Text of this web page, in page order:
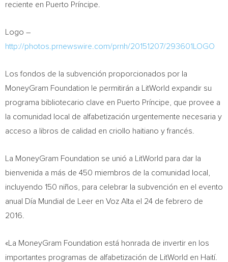
reciente en Puerto Príncipe.
Logo –
http://photos.prnewswire.com/prnh/20151207/293601LOGO
Los fondos de la subvención proporcionados por la
MoneyGram Foundation le permitirán a LitWorld expandir su
programa bibliotecario clave en Puerto Príncipe, que provee a
la comunidad local de alfabetización urgentemente necesaria y
acceso a libros de calidad en criollo haitiano y francés.
La MoneyGram Foundation se unió a LitWorld para dar la
bienvenida a más de 450 miembros de la comunidad local,
incluyendo 150 niños, para celebrar la subvención en el evento
anual Día Mundial de Leer en Voz Alta el 24 de febrero de
2016.
«La MoneyGram Foundation está honrada de invertir en los
importantes programas de alfabetización de LitWorld en Haití.